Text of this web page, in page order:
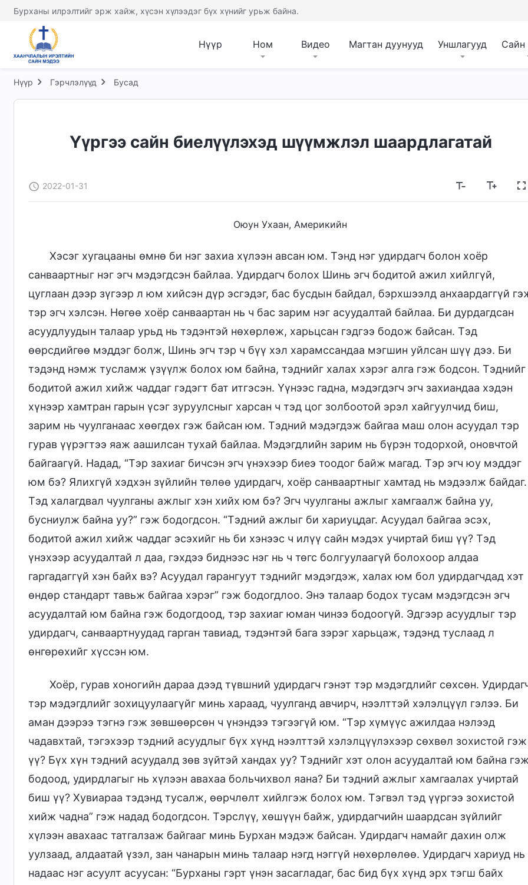
Бурханы илрэлтийг эрж хайж, хүсэн хүлээдэг бүх хүнийг урьж байна.
Нүүр Ном Видео Магтан дуунууд Уншлагууд Сайн
Нүүр Гэрчлэлүүд Бусад
Үүргээ сайн биелүүлэхэд шүүмжлэл шаардлагатай
2022-01-31
Оюун Ухаан, Америкийн
Хэсэг хугацааны өмнө би нэг захиа хүлээн авсан юм. Тэнд нэг удирдагч болон хоёр
санваартныг нэг эгч мэдэгдсэн байлаа. Удирдагч болох Шинь эгч бодитой ажил хийлгүй,
цуглаан дээр зүгээр л юм хийсэн дүр эсгэдэг, бас бусдын байдал, бэрхшээлд анхаардаггүй
тэр эгч хэлсэн. Нөгөө хоёр санваартан нь ч бас зарим нэг асуудалтай байлаа. Би дурдагдсан
асуудлуудын талаар урьд нь тэдэнтэй нөхөрлөж, харьцсан гэдгээ бодож байсан. Тэд
өөрсдийгөө мэддэг болж, Шинь эгч тэр ч бүү хэл харамссандаа мэгшин уйлсан шүү дээ. Би
тэдэнд нэмж тусламж үзүүлж болох юм байна, тэднийг халах хэрэг алга гэж бодсон. Тэднийг
бодитой ажил хийж чаддаг гэдэгт бат итгэсэн. Үүнээс гадна, мэдэгдэгч эгч захиандаа хэдэн
хүнээр хамтран гарын үсэг зуруулсныг харсан ч тэд цог золбоотой эрэл хайгуулчид биш,
зарим нь чуулганаас хөөгдөх гэж байсан юм. Тэдний мэдэгдэж байгаа маш олон асуудал тэр
гурав үүрэгтээ яаж аашилсан тухай байлаа. Мэдэгдлийн зарим нь бүрэн тодорхой, оновчтой
байгаагүй. Надад, “Тэр захиаг бичсэн эгч үнэхээр биеэ тоодог байж магад. Тэр эгч юу мэддэг
юм бэ? Ялихгүй хэдхэн зүйлийн төлөө удирдагч, хоёр санваартныг хамтад нь мэдээлж байдаг.
Тэд халагдвал чуулганы ажлыг хэн хийх юм бэ? Эгч чуулганы ажлыг хамгаалж байна уу,
бусниулж байна уу?” гэж бодогдсон. “Тэдний ажлыг би хариуцдаг. Асуудал байгаа эсэх,
бодитой ажил хийж чаддаг эсэхийг нь би хэнээс ч илүү сайн мэдэх учиртай биш үү? Тэд
үнэхээр асуудалтай л даа, гэхдээ биднээс нэг нь ч төгс болгуулаагүй болохоор алдаа
гаргадаггүй хэн байх вэ? Асуудал гарангуут тэднийг мэдэгдэж, халах юм бол удирдагчдад хэт
өндөр стандарт тавьж байгаа хэрэг” гэж бодогдлоо. Энэ талаар бодох тусам мэдэгдсэн эгч
асуудалтай юм байна гэж бодогдоод, тэр захиаг юман чинээ бодоогүй. Эдгээр асуудлыг тэр
удирдагч, санваартнуудад гарган тавиад, тэдэнтэй бага зэрэг харьцаж, тэдэнд туслаад л
өнгөрөхийг хүссэн юм.
Хоёр, гурав хоногийн дараа дээд түвшний удирдагч гэнэт тэр мэдэгдлийг сөхсөн.
тэр мэдэгдлийг зохицуулаагүйг минь хараад, чуулганд авчирч, нээлттэй хэлэлцүүл гэлээ. Би
аман дээрээ тэгнэ гэж зөвшөөрсөн ч үнэндээ тэгээгүй юм. “Тэр хүмүүс ажилдаа нэлээд
чадавхтай, тэгэхээр тэдний асуудлыг бүх хүнд нээлттэй хэлэлцүүлэхээр сөхвөл зохистой гэж
үү? Бүх хүн тэдний асуудалд зөв зүйтэй хандах уу? Тэднийг хэт олон асуудалтай юм байна
бодоод, удирдлагыг нь хүлээн авахаа больчихвол яана? Би тэдний ажлыг хамгаалах учиртай
биш үү? Хувиараа тэдэнд тусалж, өөрчлөлт хийлгэж болох юм. Тэгвэл тэд үүргээ зохистой
хийж чадна” гэж надад бодогдсон. Тэрслүү, хөшүүн байж, удирдагчийн шаардсан зүйлийг
хүлээн авахаас татгалзаж байгааг минь Бурхан мэдэж байсан. Удирдагч намайг дахин олж
уулзаад, алдаатай үзэл, зан чанарын минь талаар нэгд нэггүй нөхөрлөлөө. Удирдагч хариуд нь
надаас нэг асуулт асуусан: “Бурханы гэрт үнэн засагладаг, бас бид бүх хүнд эрх тэгш байх